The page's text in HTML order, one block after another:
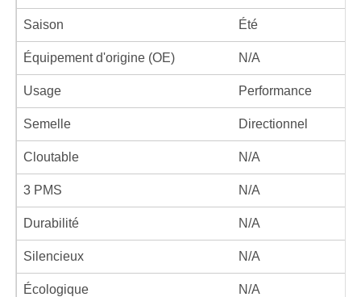
Saison Été
Équipement d'origine (OE) N/A
Usage Performance
Semelle Directionnel
Cloutable N/A
3 PMS N/A
Durabilité N/A
Silencieux N/A
Écologique N/A